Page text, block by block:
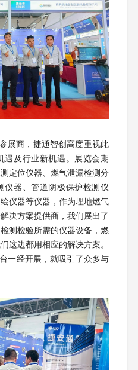
展商，捷通智创高度重视此
遇及行业新机遇。展览会期
定位仪器、燃气泄漏检测分
仪器、管道阴极保护检测仪
仪器等仪器，作为埋地燃气
决方案提供商，我们展出了
测检验所需的仪器设备，燃
这边都用相应的解决方案。
一经开展，就吸引了众多与